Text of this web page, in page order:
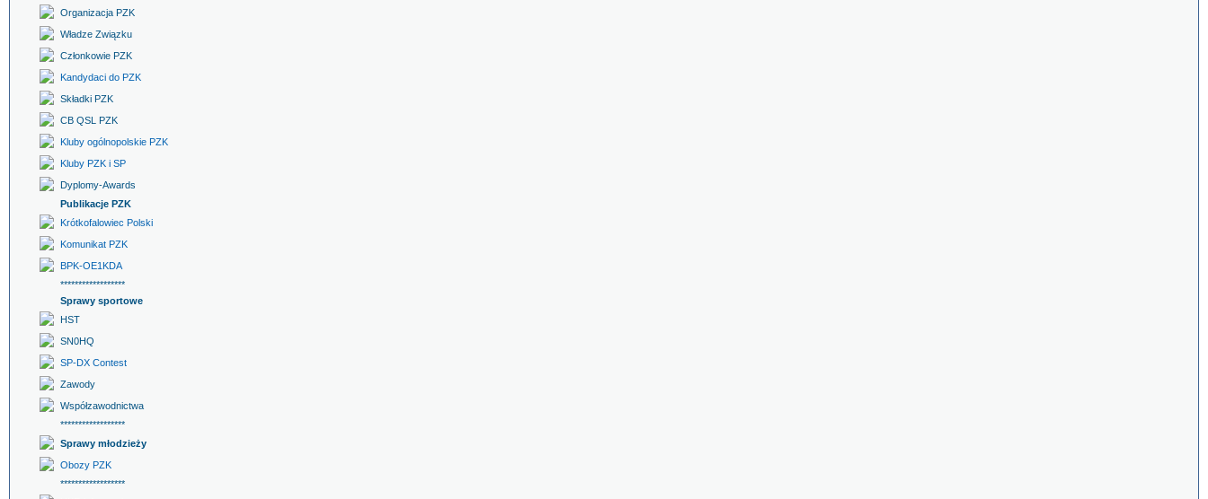
Organizacja PZK
Władze Związku
Członkowie PZK
Kandydaci do PZK
Składki PZK
CB QSL PZK
Kluby ogólnopolskie PZK
Kluby PZK i SP
Dyplomy-Awards
Publikacje PZK
Krótkofalowiec Polski
Komunikat PZK
BPK-OE1KDA
******************
Sprawy sportowe
HST
SN0HQ
SP-DX Contest
Zawody
Współzawodnictwa
******************
Sprawy młodzieży
Obozy PZK
******************